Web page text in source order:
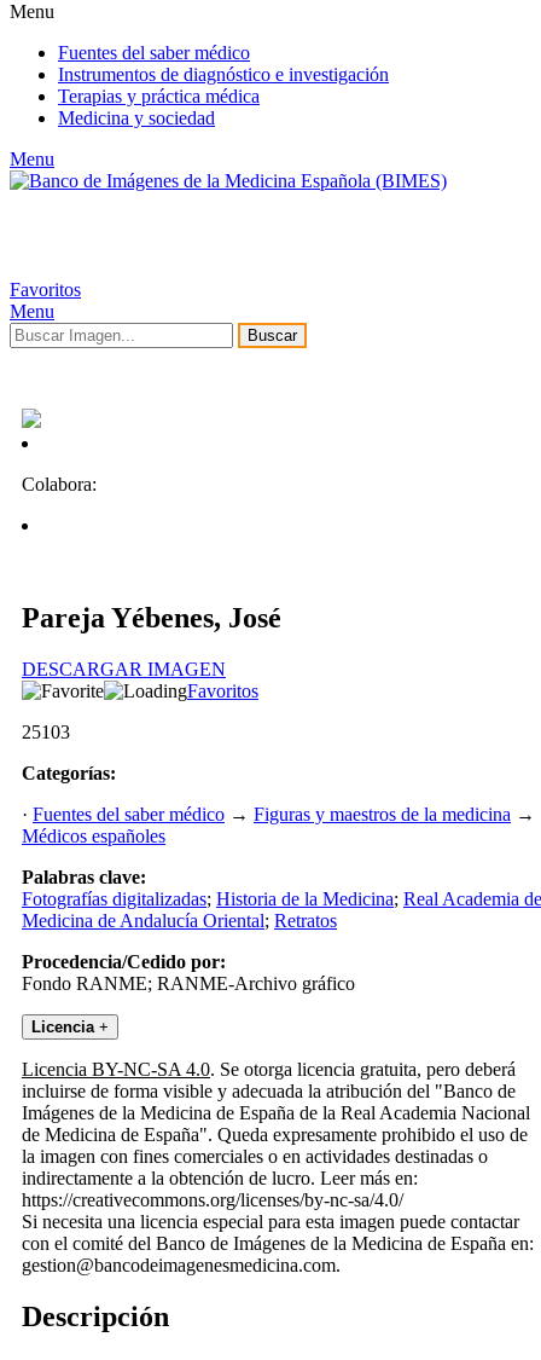
Menu
Fuentes del saber médico
Instrumentos de diagnóstico e investigación
Terapias y práctica médica
Medicina y sociedad
Menu
Favoritos
Menu
Buscar
Colabora:
Pareja Yébenes, José
DESCARGAR IMAGEN
Favoritos
25103
Categorías:
· Fuentes del saber médico → Figuras y maestros de la medicina →
Médicos españoles
Palabras clave:
Fotografías digitalizadas; Historia de la Medicina; Real Academia de
Medicina de Andalucía Oriental; Retratos
Procedencia/Cedido por:
Fondo RANME; RANME-Archivo gráfico
Licencia +
Licencia BY-NC-SA 4.0. Se otorga licencia gratuita, pero deberá
incluirse de forma visible y adecuada la atribución del "Banco de
Imágenes de la Medicina de España de la Real Academia Nacional
de Medicina de España". Queda expresamente prohibido el uso de
la imagen con fines comerciales o en actividades destinadas o
indirectamente a la obtención de lucro. Leer más en:
https://creativecommons.org/licenses/by-nc-sa/4.0/
Si necesita una licencia especial para esta imagen puede contactar
con el comité del Banco de Imágenes de la Medicina de España en:
gestion@bancodeimagenesmedicina.com.
Descripción